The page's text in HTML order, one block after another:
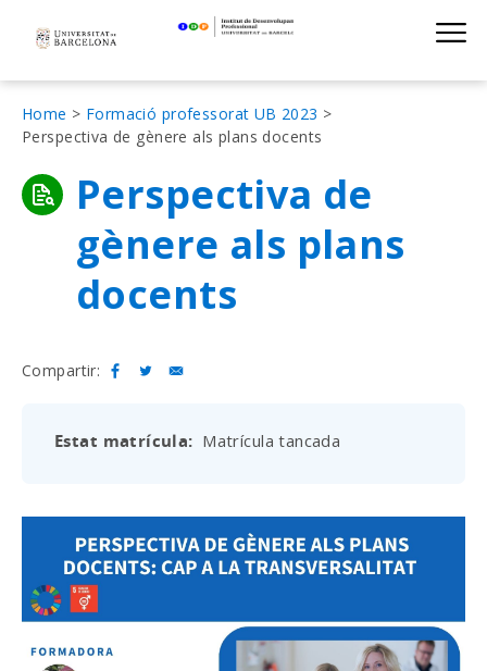
navigation
Institut de
Fil
d'Ariadna
Home
Formació professorat UB 2023
Perspectiva de gènere als plans docents
Perspectiva de
gènere als plans
docents
Compartir:
Estat matrícula Matrícula tancada